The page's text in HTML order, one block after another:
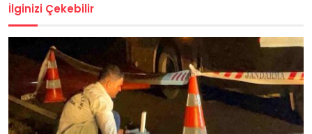
İlginizi Çekebilir